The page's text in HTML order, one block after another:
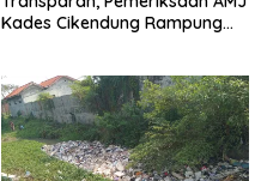
Kades Cikendung Rampung